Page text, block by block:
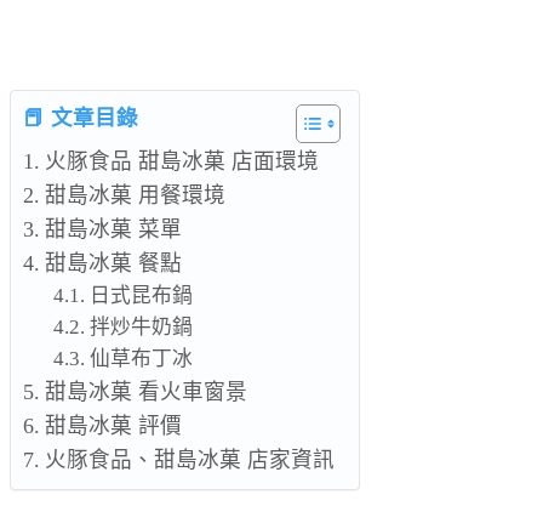
📕 文章目錄
火豚食品 甜島冰菓 店面環境
甜島冰菓 用餐環境
甜島冰菓 菜單
甜島冰菓 餐點
日式昆布鍋
拌炒牛奶鍋
仙草布丁冰
甜島冰菓 看火車窗景
甜島冰菓 評價
火豚食品、甜島冰菓 店家資訊